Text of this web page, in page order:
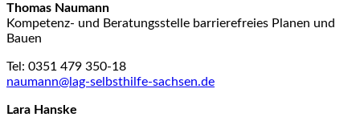
Thomas Naumann
Kompetenz- und Beratungsstelle barrierefreies Planen und
Bauen
Tel: 0351 479 350-18
naumann@lag-selbsthilfe-sachsen.de
Lara Hanske